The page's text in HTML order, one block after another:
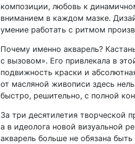
композиции, любовь к
вниманием в каждом мазке.
умение работать с ритмом
Почему именно акварель?
с вызовом». Его привлекала в
подвижность краски и
от масляной живописи здесь
быстро, решительно, с полной
За три десятилетия творческой
а в идеолога новой визуальной
акварель больше не обязана